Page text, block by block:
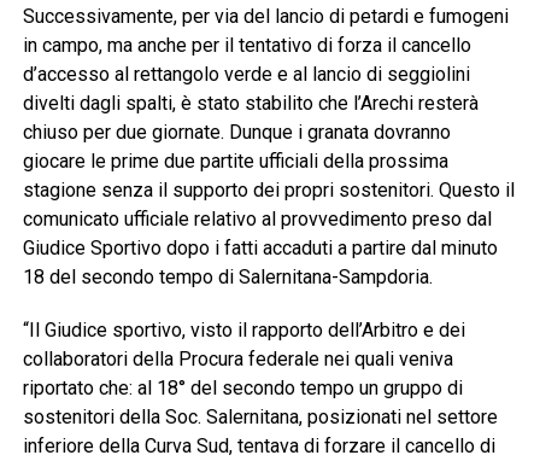
Successivamente, per via del lancio di petardi e fumogeni
in campo, ma anche per il tentativo di forza il cancello
d’accesso al rettangolo verde e al lancio di seggiolini
divelti dagli spalti, è stato stabilito che l’Arechi resterà
chiuso per due giornate. Dunque i granata dovranno
giocare le prime due partite ufficiali della prossima
stagione senza il supporto dei propri sostenitori. Questo il
comunicato ufficiale relativo al provvedimento preso dal
Giudice Sportivo dopo i fatti accaduti a partire dal minuto
18 del secondo tempo di Salernitana-Sampdoria.
“Il Giudice sportivo, visto il rapporto dell’Arbitro e dei
collaboratori della Procura federale nei quali veniva
riportato che: al 18° del secondo tempo un gruppo di
sostenitori della Soc. Salernitana, posizionati nel settore
inferiore della Curva Sud, tentava di forzare il cancello di